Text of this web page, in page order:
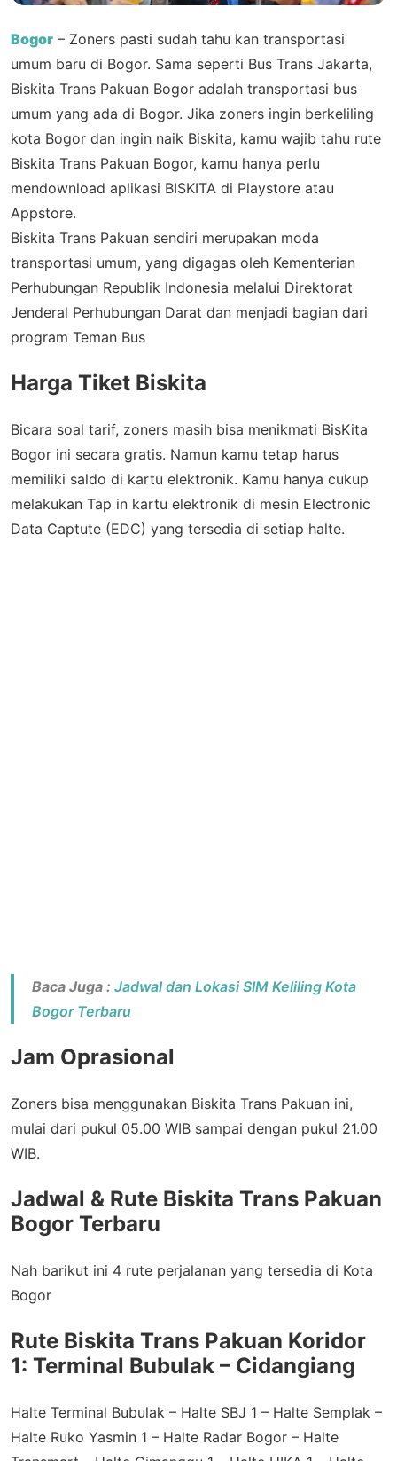
Bogor – Zoners pasti sudah tahu kan transportasi
umum baru di Bogor. Sama seperti Bus Trans Jakarta,
Biskita Trans Pakuan Bogor adalah transportasi bus
umum yang ada di Bogor. Jika zoners ingin berkeliling
kota Bogor dan ingin naik Biskita, kamu wajib tahu rute
Biskita Trans Pakuan Bogor, kamu hanya perlu
mendownload aplikasi BISKITA di Playstore atau
Appstore.
Biskita Trans Pakuan sendiri merupakan moda
transportasi umum, yang digagas oleh Kementerian
Perhubungan Republik Indonesia melalui Direktorat
Jenderal Perhubungan Darat dan menjadi bagian dari
program Teman Bus
Harga Tiket Biskita
Bicara soal tarif, zoners masih bisa menikmati BisKita
Bogor ini secara gratis. Namun kamu tetap harus
memiliki saldo di kartu elektronik. Kamu hanya cukup
melakukan Tap in kartu elektronik di mesin Electronic
Data Captute (EDC) yang tersedia di setiap halte.
Baca Juga : Jadwal dan Lokasi SIM Keliling Kota
Bogor Terbaru
Jam Oprasional
Zoners bisa menggunakan Biskita Trans Pakuan ini,
mulai dari pukul 05.00 WIB sampai dengan pukul 21.00
WIB.
Jadwal & Rute Biskita Trans Pakuan
Bogor Terbaru
Nah barikut ini 4 rute perjalanan yang tersedia di Kota
Bogor
Rute Biskita Trans Pakuan Koridor
1: Terminal Bubulak – Cidangiang
Halte Terminal Bubulak – Halte SBJ 1 – Halte Semplak –
Halte Ruko Yasmin 1 – Halte Radar Bogor – Halte